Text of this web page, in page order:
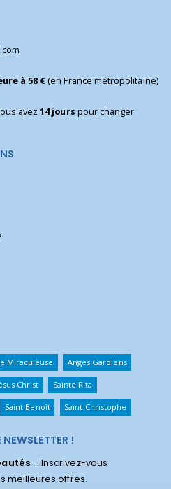
à 58 €(en France métropolitaine)
avez14 jours pour changer
Miraculeuse Anges Gardiens
Christ Sainte Rita
Saint Benoît Saint Christophe
!
... Inscrivez-vous
meilleures offres.